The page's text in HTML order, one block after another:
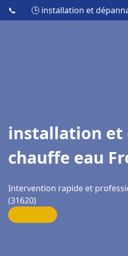
📞 🕒 installation et
installation et
chauffe eau
Intervention rapide et
(31620)